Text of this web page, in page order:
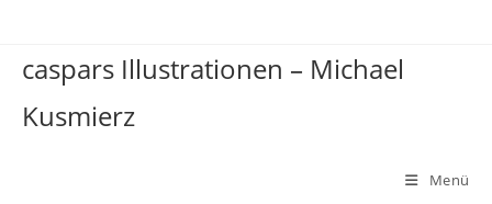
springen
caspars Illustrationen – Michael
Kusmierz
Menü